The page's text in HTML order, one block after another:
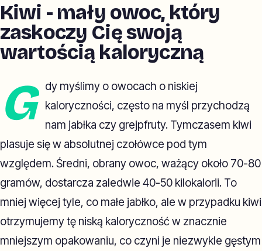
Kiwi - mały owoc, który
zaskoczy Cię swoją
wartością kaloryczną
G
dy myślimy o owocach o niskiej
kaloryczności, często na myśl przychodzą
nam jabłka czy grejpfruty. Tymczasem kiwi
plasuje się w absolutnej czołówce pod tym
względem. Średni, obrany owoc, ważący około 70-80
gramów, dostarcza zaledwie 40-50 kilokalorii. To
mniej więcej tyle, co małe jabłko, ale w przypadku kiwi
otrzymujemy tę niską kaloryczność w znacznie
mniejszym opakowaniu, co czyni je niezwykle gęstym